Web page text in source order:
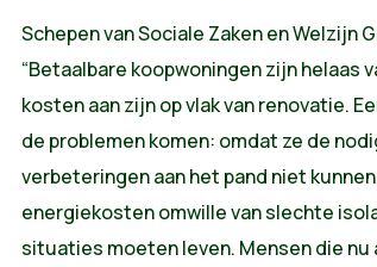
Schepen van Sociale Zaken en Welzijn
“Betaalbare koopwoningen zijn helaas
kosten aan zijn op vlak van renovatie.
de problemen komen: omdat ze de
verbeteringen aan het pand niet
energiekosten omwille van slechte
situaties moeten leven. Mensen die nu